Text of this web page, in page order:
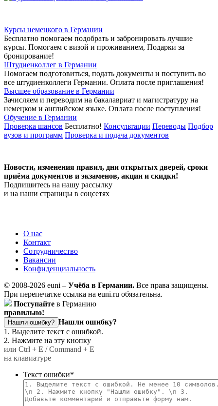
Курсы немецкого в Германии
Бесплатно помогаем подобрать и забронировать лучшие
курсы. Помогаем с визой и проживанием, Подарки за
бронирование!
Штудиенколлег в Германии
Помогаем подготовиться, подать документы и поступить во
все штудиенколлеги Германии. Оплата после приглашения!
Высшее образование в Германии
Зачисляем и переводим на бакалавриат и магистратуру на
немецком и английском языке. Оплата после поступления!
Обучение в Германии
Проверка шансов Бесплатно! Консультации Переводы Подбор
вузов и программ Проверка и подача документов
Новости, изменения правил, дни открытых дверей, сроки
приёма документов и экзаменов, акции и скидки!
Подпишитесь на нашу рассылку
и на наши страницы в соцсетях
О нас
Контакт
Сотрудничество
Вакансии
Конфиденциальность
© 2008-2026 euni – Учёба в Германии. Все права защищены.
При перепечатке ссылка на euni.ru обязательна.
Поступайте в Германию
правильно!
Нашли ошибку? Нашли ошибку?
1. Выделите текст с ошибкой.
2. Нажмите на эту кнопку
или Ctrl + E / Command + E
на клавиатуре
Текст ошибки*